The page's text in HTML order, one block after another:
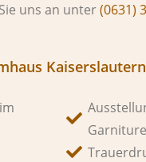
uns an unter(0631)